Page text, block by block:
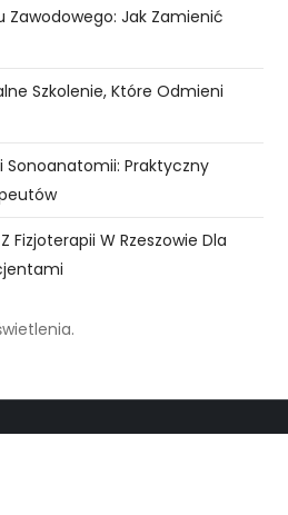
Zawodowego: Jak Zamienić
Szkolenie, Które Odmieni
Sonoanatomii: Praktyczny
Fizjoterapii W Rzeszowie Dla